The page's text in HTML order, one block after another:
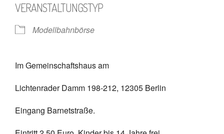
VERANSTALTUNGSTYP
Modellbahnbörse
Im Gemeinschaftshaus am
Lichtenrader Damm 198-212, 12305 Berlin
Eingang Barnetstraße.